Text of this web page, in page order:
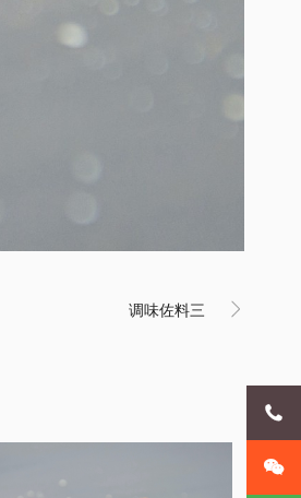
调味佐料三 

